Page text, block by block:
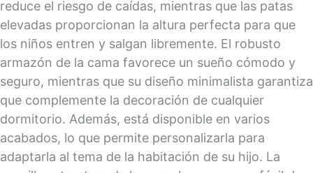
reduce el riesgo de caídas, mientras que las patas
elevadas proporcionan la altura perfecta para que
los niños entren y salgan libremente. El robusto
armazón de la cama favorece un sueño cómodo y
seguro, mientras que su diseño minimalista garantiza
que complemente la decoración de cualquier
dormitorio. Además, está disponible en varios
acabados, lo que permite personalizarla para
adaptarla al tema de la habitación de su hijo. La